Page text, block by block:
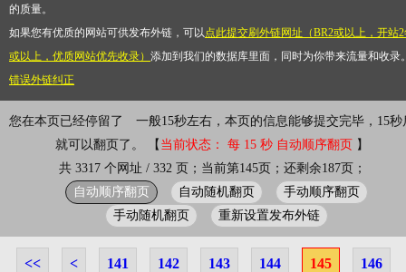
的质量。
如果您有优质的网站可供发布外链，可以点此提交刷外链网址（BR2或以上，开站
或以上，优质网站优先收录） 添加到我们的数据库里面，同时为你带来流量和收录
错误外链纠正
您在本页已经停留了
一般15秒左右，本页的信息能够提交完毕，15秒
就可以翻页了。 【 当前状态： 每 15 秒 自动顺序翻页 】
共 3317 个网址 / 332 页；当前第145页；还剩余187页；
自动顺序翻页 自动随机翻页
手动顺序翻页
手动随机翻页
重新设置发布外链
<< < 141 142 143 144 145 146